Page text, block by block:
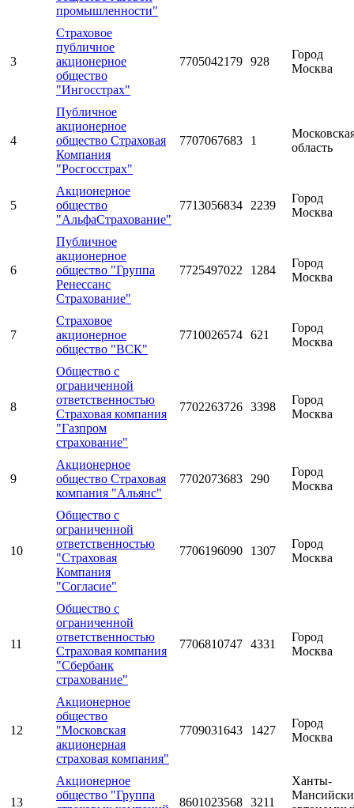
промышленности"
3
Страховое
публичное
акционерное
общество
"Ингосстрах"
7705042179 928
Город
Москва
4
Публичное
акционерное
общество Страховая
Компания
"Росгосстрах"
7707067683 1
область
5
Акционерное
общество
"АльфаСтрахование"
7713056834 2239
Город
Москва
6
Публичное
акционерное
общество "Группа
Ренессанс
Страхование"
7725497022 1284
Город
Москва
7
Страховое
акционерное
общество "ВСК"
7710026574 621
Город
Москва
8
Общество с
ограниченной
ответственностью
Страховая компания
"Газпром
страхование"
7702263726 3398
Город
Москва
9
Акционерное
общество Страховая
компания "Альянс"
7702073683 290
Город
Москва
10
Общество с
ограниченной
ответственностью
"Страховая
Компания
"Согласие"
7706196090 1307
Город
Москва
11
Общество с
ограниченной
ответственностью
Страховая компания
"Сбербанк
страхование"
7706810747 4331
Город
Москва
12
Акционерное
общество
"Московская
акционерная
страховая компания"
7709031643 1427
Город
Москва
13
Акционерное
общество "Группа
8601023568 3211
Ханты-